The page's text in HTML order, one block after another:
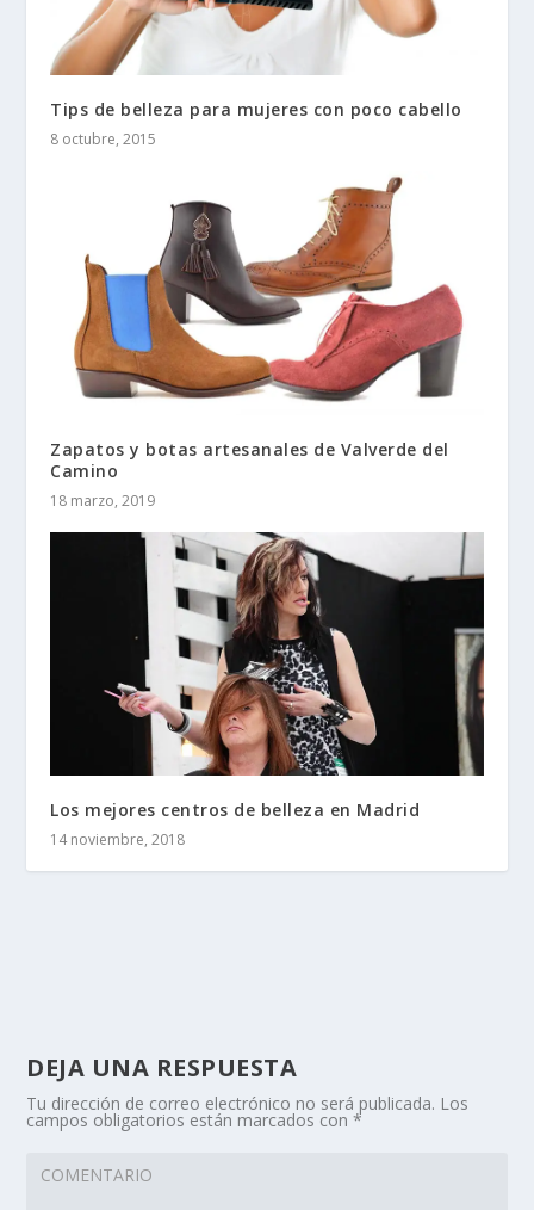
Tips de belleza para mujeres con poco cabello
8 octubre, 2015
Zapatos y botas artesanales de Valverde del
Camino
18 marzo, 2019
Los mejores centros de belleza en Madrid
14 noviembre, 2018
DEJA UNA RESPUESTA
Tu dirección de correo electrónico no será publicada. Los
campos obligatorios están marcados con*